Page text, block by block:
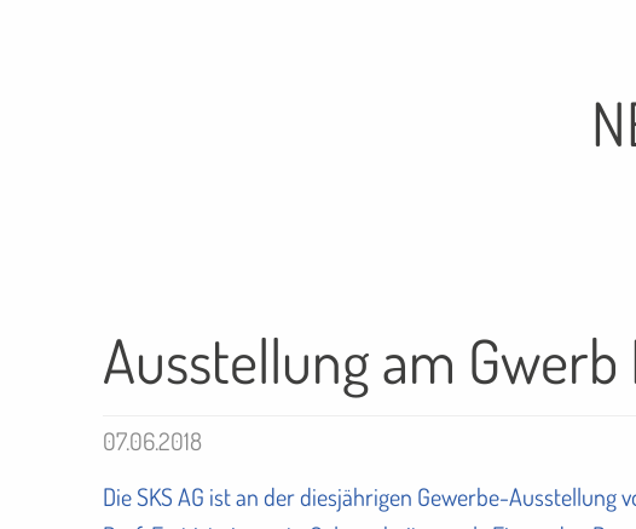
Ausstellung am Gwerb
07.06.2018
Die SKS AG ist an der diesjährigen Gewerbe-Ausstellung